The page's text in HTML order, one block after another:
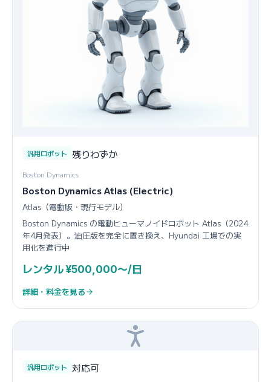
汎用ロボット 残りわずか
Boston Dynamics
Boston Dynamics Atlas (Electric)
Atlas（電動版・現行モデル）
Boston Dynamics の電動ヒューマノイドロボット Atlas（2024
年4月発表）。油圧版を完全に置き換え、Hyundai 工場での実
用化を進行中
レンタル ¥500,000〜/日
詳細・料金を見る
汎用ロボット 対応可